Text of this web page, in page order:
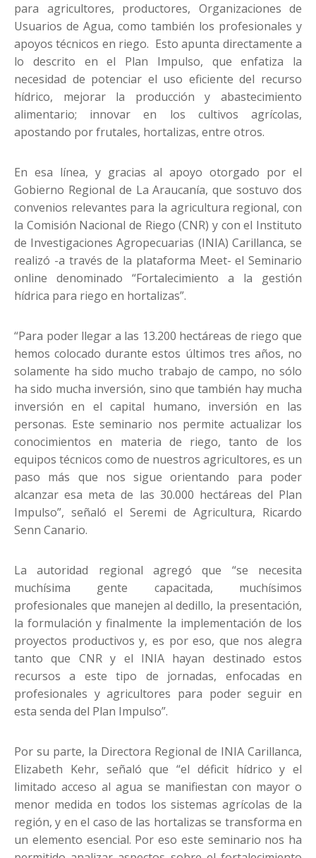
para agricultores, productores, Organizaciones de
Usuarios de Agua, como también los profesionales y
apoyos técnicos en riego. Esto apunta directamente a
lo descrito en el Plan Impulso, que enfatiza la
necesidad de potenciar el uso eficiente del recurso
hídrico, mejorar la producción y abastecimiento
alimentario; innovar en los cultivos agrícolas,
apostando por frutales, hortalizas, entre otros.
En esa línea, y gracias al apoyo otorgado por el
Gobierno Regional de La Araucanía, que sostuvo dos
convenios relevantes para la agricultura regional, con
la Comisión Nacional de Riego (CNR) y con el Instituto
de Investigaciones Agropecuarias (INIA) Carillanca, se
realizó -a través de la plataforma Meet- el Seminario
online denominado “Fortalecimiento a la gestión
hídrica para riego en hortalizas”.
“Para poder llegar a las 13.200 hectáreas de riego que
hemos colocado durante estos últimos tres años, no
solamente ha sido mucho trabajo de campo, no sólo
ha sido mucha inversión, sino que también hay mucha
inversión en el capital humano, inversión en las
personas. Este seminario nos permite actualizar los
conocimientos en materia de riego, tanto de los
equipos técnicos como de nuestros agricultores, es un
paso más que nos sigue orientando para poder
alcanzar esa meta de las 30.000 hectáreas del Plan
Impulso”, señaló el Seremi de Agricultura, Ricardo
Senn Canario.
La autoridad regional agregó que “se necesita
muchísima gente capacitada, muchísimos
profesionales que manejen al dedillo, la presentación,
la formulación y finalmente la implementación de los
proyectos productivos y, es por eso, que nos alegra
tanto que CNR y el INIA hayan destinado estos
recursos a este tipo de jornadas, enfocadas en
profesionales y agricultores para poder seguir en
esta senda del Plan Impulso”.
Por su parte, la Directora Regional de INIA Carillanca,
Elizabeth Kehr, señaló que “el déficit hídrico y el
limitado acceso al agua se manifiestan con mayor o
menor medida en todos los sistemas agrícolas de la
región, y en el caso de las hortalizas se transforma en
un elemento esencial. Por eso este seminario nos ha